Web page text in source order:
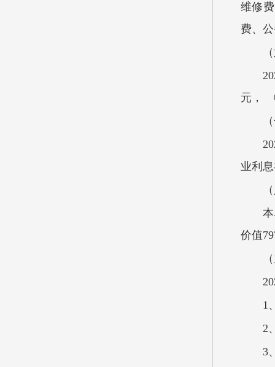
维修
费、
元，
业利
价值
1
2
3